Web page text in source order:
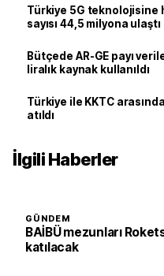
Türkiye 5G teknolojisine
sayısı 44,5 milyona ulaştı
Bütçede AR-GE payı
liralık kaynak kullanıldı
Türkiye ile KKTC
atıldı
İlgili Haberler
GÜNDEM
BAİBÜ mezunları
katılacak